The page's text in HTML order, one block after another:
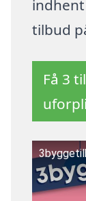
tilbud
Få 3